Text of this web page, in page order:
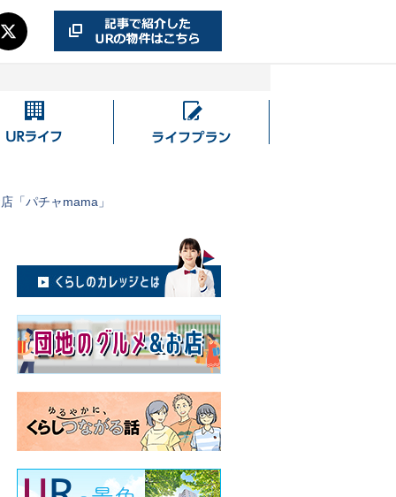
UR
フ
ラ
ン
「パチャmama」